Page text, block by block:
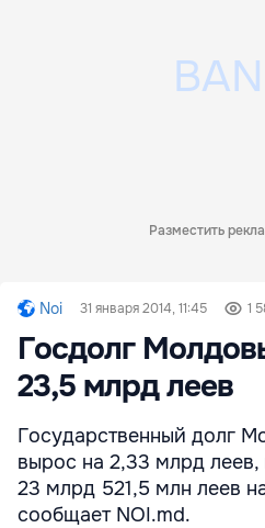
Разместить
Noi 31 января 2014, 11:45 1
Госдолг
23,5 млрд леев
Государственный долг
вырос на 2,33 млрд леев,
23 млрд 521,5 млн леев
сообщает NOI.md.